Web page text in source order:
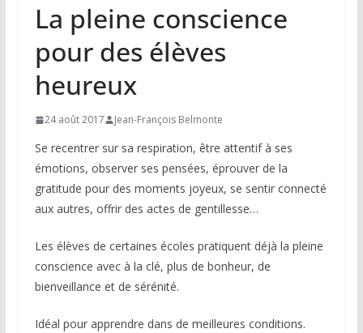
La pleine conscience
pour des élèves
heureux
24 août 2017 Jean-François Belmonte
Se recentrer sur sa respiration, être attentif à ses
émotions, observer ses pensées, éprouver de la
gratitude pour des moments joyeux, se sentir connecté
aux autres, offrir des actes de gentillesse…
Les élèves de certaines écoles pratiquent déjà la pleine
conscience avec à la clé, plus de bonheur, de
bienveillance et de sérénité.
Idéal pour apprendre dans de meilleures conditions.